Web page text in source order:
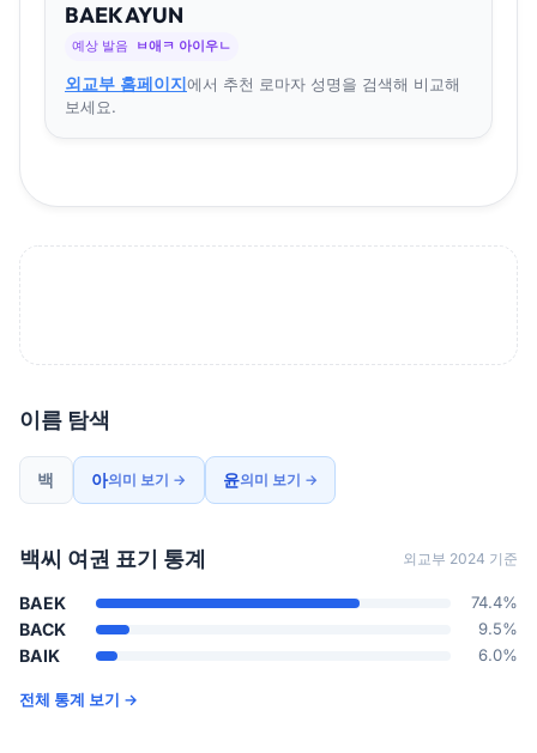
BAEKAYUN
예상 발음 ㅂ애ㅋ 아이우ㄴ
외교부 홈페이지에서 추천 로마자 성명을 검색해 비교해
보세요.
이름 탐색
백 아의미 보기 → 윤의미 보기 →
백씨 여권 표기 통계 외교부 2024 기준
BAEK 74.4%
BACK 9.5%
BAIK 6.0%
전체 통계 보기 →